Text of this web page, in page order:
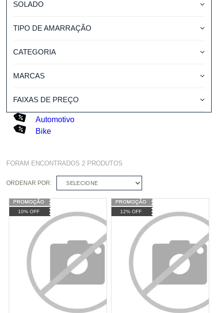
SOLADO
TIPO DE AMARRAÇÃO
CATEGORIA
MARCAS
FAIXAS DE PREÇO
Automotivo
Bike
FORAM ENCONTRADOS2 PRODUTOS
ORDENAR POR: SELECIONE
10% OFF 12% OFF